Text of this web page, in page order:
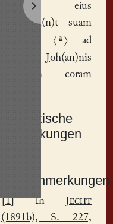
gen(er) eius
resignaru(n)t suam
⟨ a ⟩ad
Joh(an)nis
Cůthelencoram
Textkritische
Anmerkungen
Sachanmerkungen
[1] In Jecht
(1891b), S. 227,